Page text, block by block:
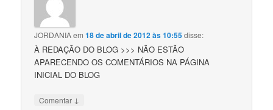
JORDANIAem18 de abril de 2012 às 10:55disse:
À REDAÇÃO DO BLOG >>> NÃO ESTÃO
APARECENDO OS COMENTÁRIOS NA PÁGINA
INICIAL DO BLOG
Comentar ↓